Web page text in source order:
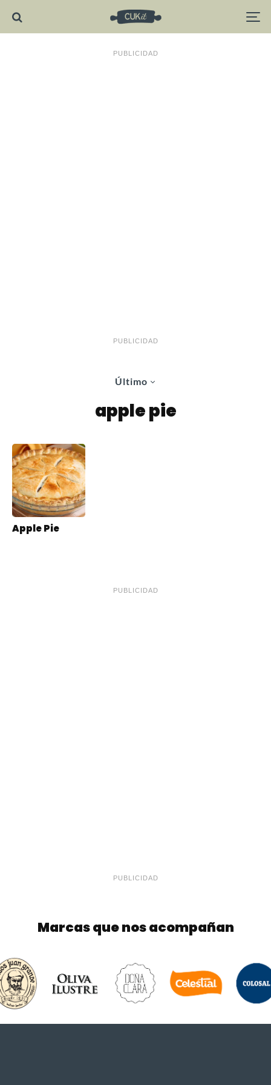
PUBLICIDAD
PUBLICIDAD
Último
apple pie
Apple Pie
PUBLICIDAD
PUBLICIDAD
Marcas que nos acompañan